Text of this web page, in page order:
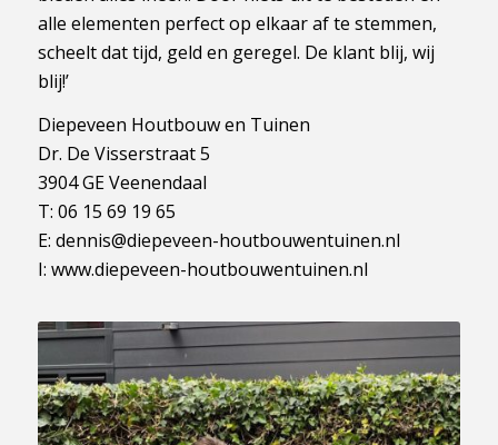
alle elementen perfect op elkaar af te stemmen,
scheelt dat tijd, geld en geregel. De klant blij, wij
blij!’
Diepeveen Houtbouw en Tuinen
Dr. De Visserstraat 5
3904 GE Veenendaal
T: 06 15 69 19 65
E: dennis@diepeveen-houtbouwentuinen.nl
I: www.diepeveen-houtbouwentuinen.nl